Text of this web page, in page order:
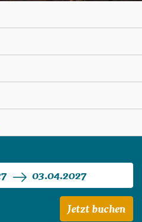
Usbekistans
03.04.2027
Jetzt buchen